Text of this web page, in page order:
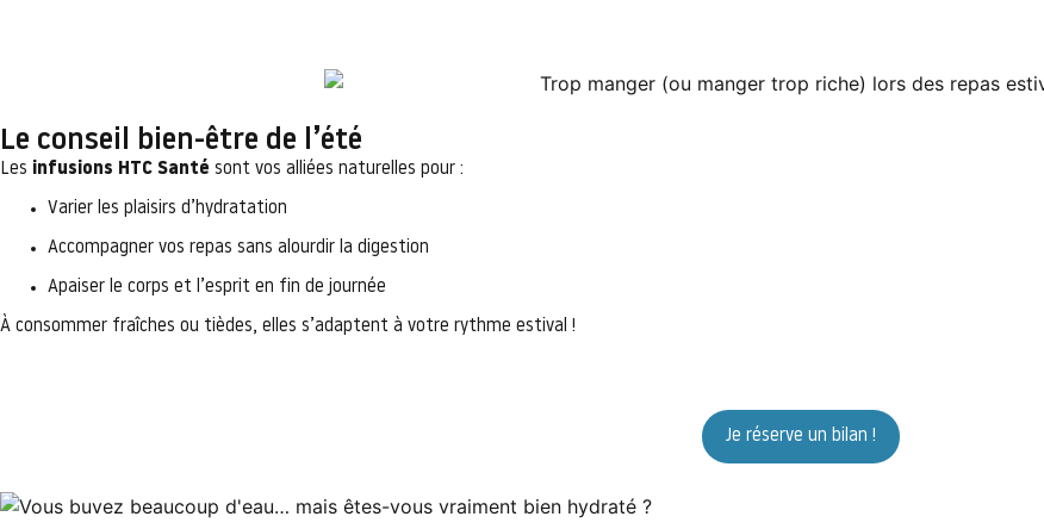
Le conseil bien-être de l’été
Les infusions HTC Santé sont vos alliées naturelles pour :
Varier les plaisirs d’hydratation
Accompagner vos repas sans alourdir la digestion
Apaiser le corps et l’esprit en fin de journée
À consommer fraîches ou tièdes, elles s’adaptent à votre rythme estival !
Je réserve un bilan !